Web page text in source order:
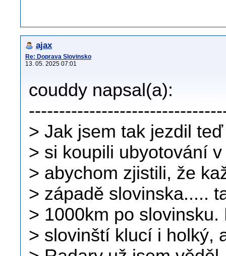
ajax
Re: Doprava Slovinsko
13. 05. 2025 07:01
couddy napsal(a):
> Jak jsem tak jezdil
> si koupili ubyotování
> abychom zjistili, že
> západě slovinska.....
> 1000km po
> slovinští klucí i holký,